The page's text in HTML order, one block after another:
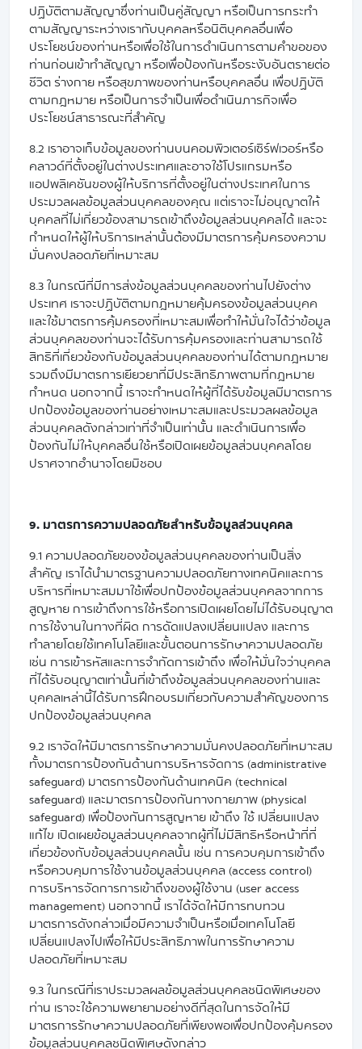
ปฏิบัติตามสัญญาซึ่งท่านเป็นคู่สัญญา หรือเป็นการกระทำ
ตามสัญญาระหว่างเรากับบุคคลหรือนิติบุคคลอื่นเพื่อ
ประโยชน์ของท่านหรือเพื่อใช้ในการดำเนินการตามคำขอของ
ท่านก่อนเข้าทำสัญญา หรือเพื่อป้องกันหรือระงับอันตรายต่อ
ชีวิต ร่างกาย หรือสุขภาพของท่านหรือบุคคลอื่น เพื่อปฏิบัติ
ตามกฎหมาย หรือเป็นการจำเป็นเพื่อดำเนินภารกิจเพื่อ
ประโยชน์สาธารณะที่สำคัญ
8.2 เราอาจเก็บข้อมูลของท่านบนคอมพิวเตอร์เซิร์ฟเวอร์หรือ
คลาวด์ที่ตั้งอยู่ในต่างประเทศและอาจใช้โปรแกรมหรือ
แอปพลิเคชันของผู้ให้บริการที่ตั้งอยู่ในต่างประเทศในการ
ประมวลผลข้อมูลส่วนบุคคลของคุณ แต่เราจะไม่อนุญาตให้
บุคคลที่ไม่เกี่ยวข้องสามารถเข้าถึงข้อมูลส่วนบุคคลได้ และจะ
กำหนดให้ผู้ให้บริการเหล่านั้นต้องมีมาตรการคุ้มครองความ
มั่นคงปลอดภัยที่เหมาะสม
8.3 ในกรณีที่มีการส่งข้อมูลส่วนบุคคลของท่านไปยังต่าง
ประเทศ เราจะปฏิบัติตามกฎหมายคุ้มครองข้อมูลส่วนบุคค
และใช้มาตรการคุ้มครองที่เหมาะสมเพื่อทำให้มั่นใจได้ว่าข้อมูล
ส่วนบุคคลของท่านจะได้รับการคุ้มครองและท่านสามารถใช้
สิทธิที่เกี่ยวข้องกับข้อมูลส่วนบุคคลของท่านได้ตามกฎหมาย
รวมถึงมีมาตรการเยียวยาที่มีประสิทธิภาพตามที่กฎหมาย
กำหนด นอกจากนี้ เราจะกำหนดให้ผู้ที่ได้รับข้อมูลมีมาตรการ
ปกป้องข้อมูลของท่านอย่างเหมาะสมและประมวลผลข้อมูล
ส่วนบุคคลดังกล่าวเท่าที่จำเป็นเท่านั้น และดำเนินการเพื่อ
ป้องกันไม่ให้บุคคลอื่นใช้หรือเปิดเผยข้อมูลส่วนบุคคลโดย
ปราศจากอำนาจโดยมิชอบ
9. มาตรการความปลอดภัยสำหรับข้อมูลส่วนบุคคล
9.1 ความปลอดภัยของข้อมูลส่วนบุคคลของท่านเป็นสิ่ง
สำคัญ เราได้นำมาตรฐานความปลอดภัยทางเทคนิคและการ
บริหารที่เหมาะสมมาใช้เพื่อปกป้องข้อมูลส่วนบุคคลจากการ
สูญหาย การเข้าถึงการใช้หรือการเปิดเผยโดยไม่ได้รับอนุญาต
การใช้งานในทางที่ผิด การดัดแปลงเปลี่ยนแปลง และการ
ทำลายโดยใช้เทคโนโลยีและขั้นตอนการรักษาความปลอดภัย
เช่น การเข้ารหัสและการจำกัดการเข้าถึง เพื่อให้มั่นใจว่าบุคคล
ที่ได้รับอนุญาตเท่านั้นที่เข้าถึงข้อมูลส่วนบุคคลของท่านและ
บุคคลเหล่านี้ได้รับการฝึกอบรมเกี่ยวกับความสำคัญของการ
ปกป้องข้อมูลส่วนบุคคล
9.2 เราจัดให้มีมาตรการรักษาความมั่นคงปลอดภัยที่เหมาะสม
ทั้งมาตรการป้องกันด้านการบริหารจัดการ (administrative
safeguard) มาตรการป้องกันด้านเทคนิค (technical
safeguard) และมาตรการป้องกันทางกายภาพ (physical
safeguard) เพื่อป้องกันการสูญหาย เข้าถึง ใช้ เปลี่ยนแปลง
แก้ไข เปิดเผยข้อมูลส่วนบุคคลจากผู้ที่ไม่มีสิทธิหรือหน้าที่ที่
เกี่ยวข้องกับข้อมูลส่วนบุคคลนั้น เช่น การควบคุมการเข้าถึง
หรือควบคุมการใช้งานข้อมูลส่วนบุคคล (access control)
การบริหารจัดการการเข้าถึงของผู้ใช้งาน (user access
management) นอกจากนี้ เราได้จัดให้มีการทบทวน
มาตรการดังกล่าวเมื่อมีความจำเป็นหรือเมื่อเทคโนโลยี
เปลี่ยนแปลงไปเพื่อให้มีประสิทธิภาพในการรักษาความ
ปลอดภัยที่เหมาะสม
9.3 ในกรณีที่เราประมวลผลข้อมูลส่วนบุคคลชนิดพิเศษของ
ท่าน เราจะใช้ความพยายามอย่างดีที่สุดในการจัดให้มี
มาตรการรักษาความปลอดภัยที่เพียงพอเพื่อปกป้องคุ้มครอง
ข้อมูลส่วนบุคคลชนิดพิเศษดังกล่าว